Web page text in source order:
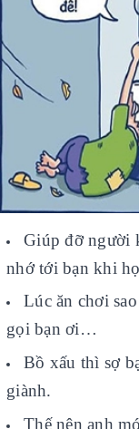
Giúp đỡ người
nhớ tới bạn khi
Lúc ăn chơi
gọi bạn ơi…
Bồ xấu thì sợ
giành.
Thế nên anh